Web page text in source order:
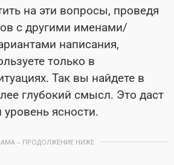
на эти вопросы, проведя
с другими именами/
написания,
только в
Так вы найдете в
глубокий смысл. Это даст
ясности.
– ПРОДОЛЖЕНИЕ НИЖЕ